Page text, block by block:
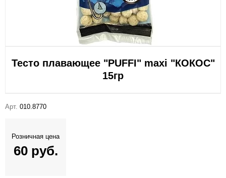
Тесто плавающее "PUFFI" maxi "КОКОС"
15гр
Арт. 010.8770
Розничная цена
60 руб.